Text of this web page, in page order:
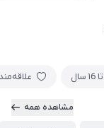
مشاهده همه